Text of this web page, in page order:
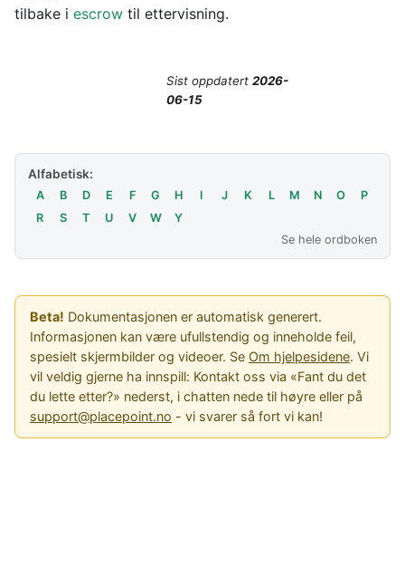
tilbake i escrow til ettervisning.
Sist oppdatert 2026-
06-15
Alfabetisk:
A B D E F G H I J K L M N O
P
R
S T U V W
Y
Se hele ordboken
Beta! Dokumentasjonen er automatisk generert.
Informasjonen kan være ufullstendig og inneholde feil,
spesielt skjermbilder og videoer. Se Om hjelpesidene. Vi
vil veldig gjerne ha innspill: Kontakt oss via «Fant du det
du lette etter?» nederst, i chatten nede til høyre eller på
support@placepoint.no - vi svarer så fort vi kan!